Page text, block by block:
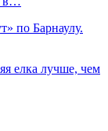
по Барнаулу.
елка лучше, чем